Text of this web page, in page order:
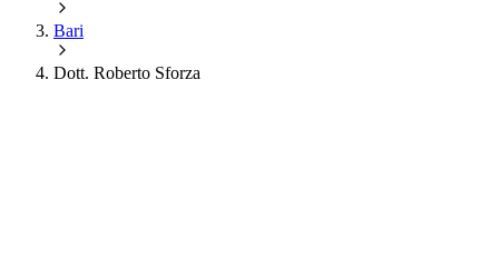
Bari
Dott. Roberto Sforza